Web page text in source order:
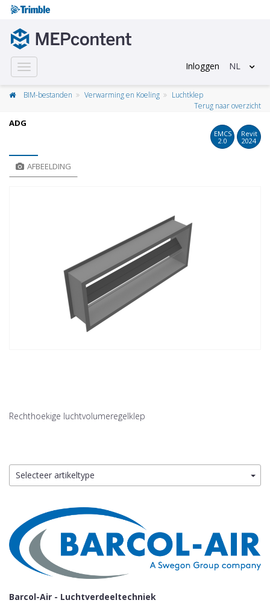
Toggle
navigation
Inloggen NL
BIM-bestanden Verwarming en Koeling
Luchtklep
Terug naar overzicht
ADG
EMCS
2.0
Revit
2024
AFBEELDING
Rechthoekige luchtvolumeregelklep
Selecteer artikeltype
Barcol-Air - Luchtverdeeltechniek